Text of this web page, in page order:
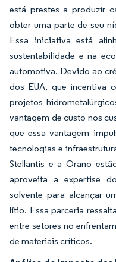
está prestes a produzir
obter uma parte de seu
Essa iniciativa está
sustentabilidade e na
automotiva. Devido ao
dos EUA, que incentiva
projetos
vantagem de custo nos
que essa vantagem
tecnologias e
Stellantis e a Orano
aproveita a expertise
solvente para alcançar
lítio. Essa parceria
entre setores no
de materiais críticos.